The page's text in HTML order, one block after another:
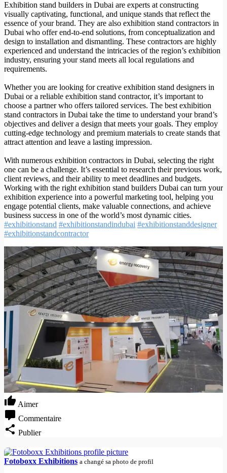
Exhibition stand builders in Dubai are experts at constructing
visually captivating, functional, and unique stands that reflect the
essence of your brand. They are also exhibition stand contractors in
Dubai who offer end-to-end solutions, from conceptualization and
design to installation and dismantling. These contractors are highly
experienced and understand the intricacies of the region’s exhibition
industry, ensuring your stand meets all local regulations and
requirements.
Whether you are looking for creative exhibition stand designers in
Dubai or a reliable exhibition stand contractor, it’s important to
choose a partner who offers tailored services. The best exhibition
stand contractors in Dubai take the time to understand your brand’s
objectives and deliver a design that meets your goals. They employ
cutting-edge technology and premium materials to create stands that
attract attention and leave a lasting impression.
With numerous exhibition contractors in Dubai, selecting the right
one can be a challenge. It’s essential to research their previous work,
client reviews, and their ability to meet deadlines and budgets.
Working with the right exhibition stand builders Dubai can turn your
exhibition experience into a powerful marketing tool, helping you
engage potential clients, make valuable connections, and achieve
business success in one of the world’s most dynamic cities.
#exhibitionstand #exhibitionstandindubai #exhibitionstanddesigner
#exhibitionstandcontractor
Aimer
Commentaire
Publier
Fotoboxx Exhibitions a changé sa photo de profil